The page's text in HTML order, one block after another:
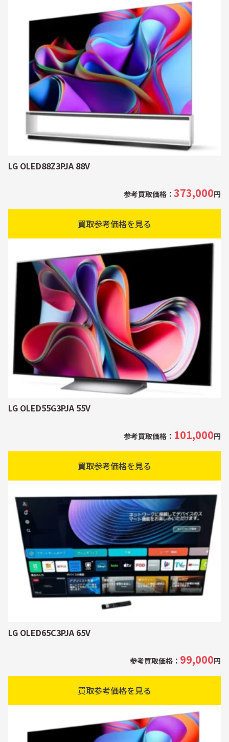
LG OLED88Z3PJA 88V
参考買取価格： 373,000円
買取参考価格を見る
LG OLED55G3PJA 55V
参考買取価格： 101,000円
買取参考価格を見る
LG OLED65C3PJA 65V
参考買取価格： 99,000円
買取参考価格を見る